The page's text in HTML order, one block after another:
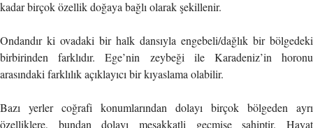
kadar birçok özellik doğaya bağlı olarak şekillenir.
Ondandır ki ovadaki bir halk dansıyla engebeli/dağlık bir bölgedeki
birbirinden farklıdır. Ege’nin zeybeği ile Karadeniz’in horonu
arasındaki farklılık açıklayıcı bir kıyaslama olabilir.
Bazı yerler coğrafi konumlarından dolayı birçok bölgeden ayrı
özelliklere, bundan dolayı meşakkatli geçmişe sahiptir. Hayat